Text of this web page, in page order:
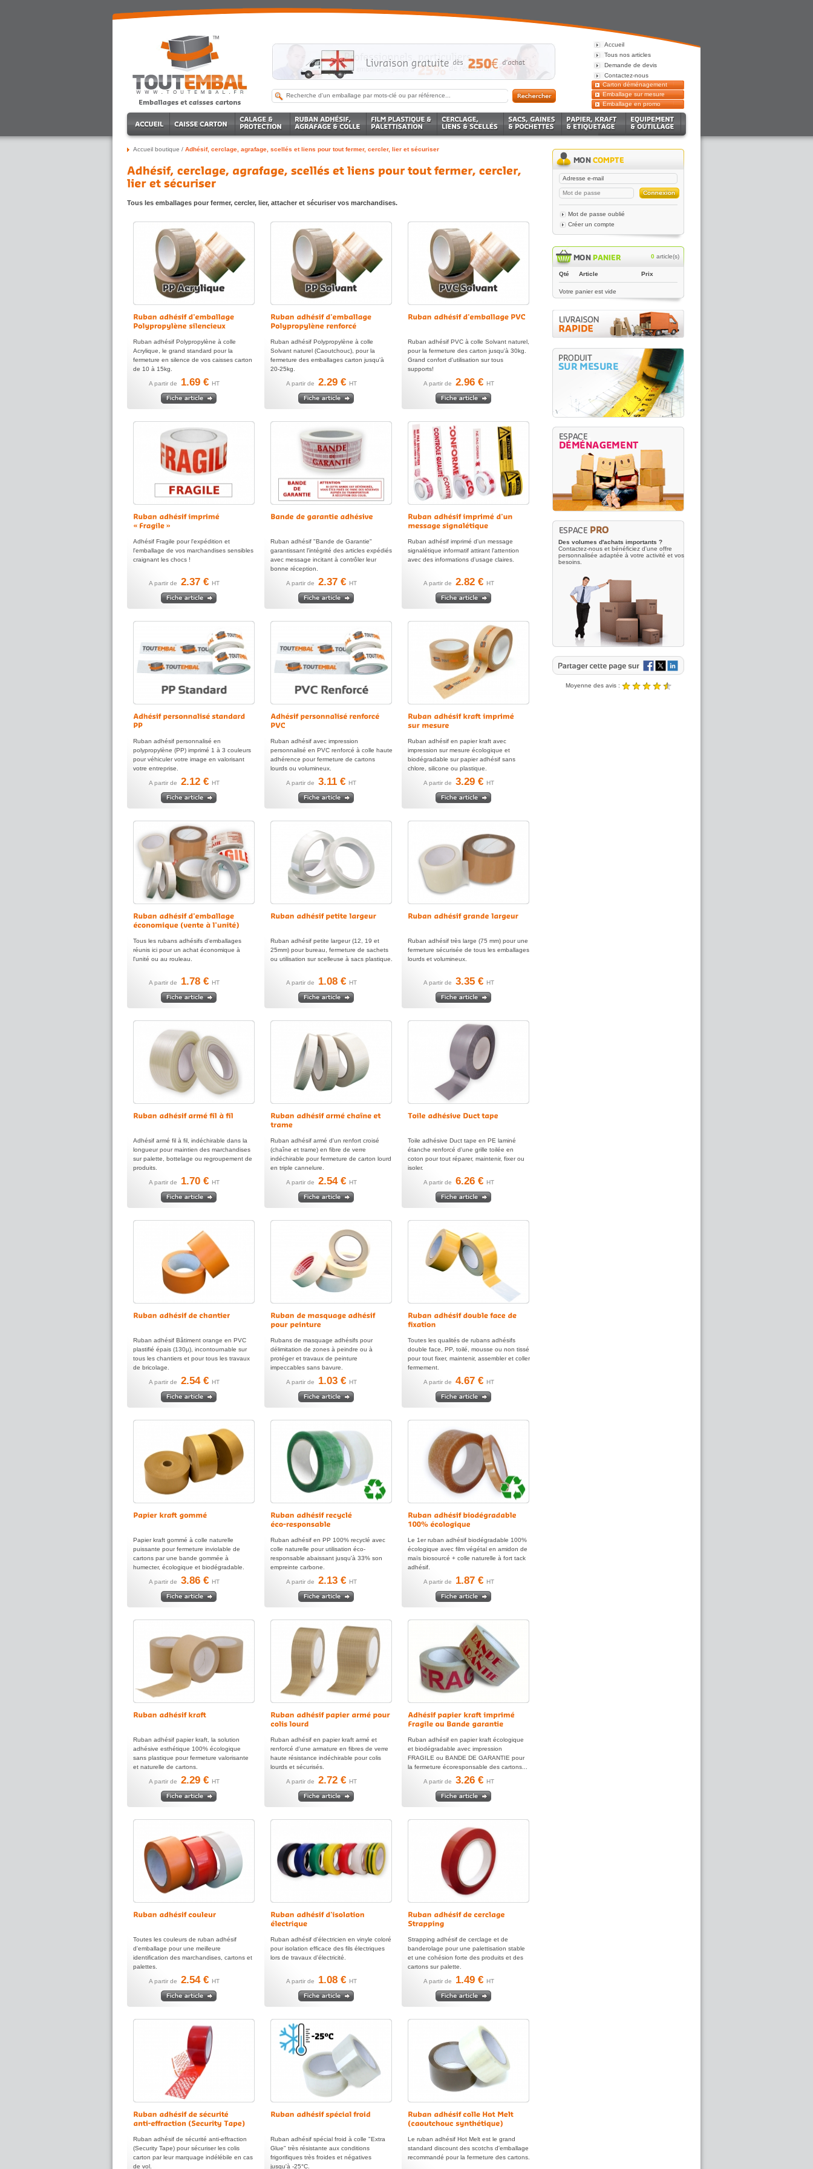
Accueil boutique / Adhésif, cerclage, agrafage, scellés et liens pour tout fermer, cercler, lier et sécuriser
Tous les emballages pour fermer, cercler, lier, attacher et sécuriser vos marchandises.
Ruban adhésif Polypropylène à colle
Acrylique, le grand standard pour la
fermeture en silence de vos caisses carton
de 10 à 15kg.
A partir de 1.69 € HT
Ruban adhésif Polypropylène à colle
Solvant naturel (Caoutchouc), pour la
fermeture des emballages carton jusqu'à
20-25kg.
A partir de 2.29 € HT
Ruban adhésif PVC à colle Solvant naturel,
pour la fermeture des carton jusqu'à 30kg.
Grand confort d'utilisation sur tous
supports!
A partir de 2.96 € HT
Adhésif Fragile pour l'expédition et
l'emballage de vos marchandises sensibles
craignant les chocs !
A partir de 2.37 € HT
Ruban adhésif "Bande de Garantie"
garantissant l'intégrité des articles expédiés
avec message incitant à contrôler leur
bonne réception.
A partir de 2.37 € HT
Ruban adhésif imprimé d'un message
signalétique informatif attirant l'attention
avec des informations d'usage claires.
A partir de 2.82 € HT
Ruban adhésif personnalisé en
polypropylène (PP) imprimé 1 à 3 couleurs
pour véhiculer votre image en valorisant
votre entreprise.
A partir de 2.12 € HT
Ruban adhésif avec impression
personnalisé en PVC renforcé à colle haute
adhérence pour fermeture de cartons
lourds ou volumineux.
A partir de 3.11 € HT
Ruban adhésif en papier kraft avec
impression sur mesure écologique et
biodégradable sur papier adhésif sans
chlore, silicone ou plastique.
A partir de 3.29 € HT
Tous les rubans adhésifs d'emballages
réunis ici pour un achat économique à
l'unité ou au rouleau.
A partir de 1.78 € HT
Ruban adhésif petite largeur (12, 19 et
25mm) pour bureau, fermeture de sachets
ou utilisation sur scelleuse à sacs plastique.
A partir de 1.08 € HT
Ruban adhésif très large (75 mm) pour une
fermeture sécurisée de tous les emballages
lourds et volumineux.
A partir de 3.35 € HT
Adhésif armé fil à fil, indéchirable dans la
longueur pour maintien des marchandises
sur palette, bottelage ou regroupement de
produits.
A partir de 1.70 € HT
Ruban adhésif armé d'un renfort croisé
(chaîne et trame) en fibre de verre
indéchirable pour fermeture de carton lourd
en triple cannelure.
A partir de 2.54 € HT
Toile adhésive Duct tape en PE laminé
étanche renforcé d'une grille toilée en
coton pour tout réparer, maintenir, fixer ou
isoler.
A partir de 6.26 € HT
Ruban adhésif Bâtiment orange en PVC
plastifié épais (130µ), incontournable sur
tous les chantiers et pour tous les travaux
de bricolage.
A partir de 2.54 € HT
Rubans de masquage adhésifs pour
délimitation de zones à peindre ou à
protéger et travaux de peinture
impeccables sans bavure.
A partir de 1.03 € HT
Toutes les qualités de rubans adhésifs
double face, PP, toilé, mousse ou non tissé
pour tout fixer, maintenir, assembler et coller
fermement.
A partir de 4.67 € HT
Papier kraft gommé à colle naturelle
puissante pour fermeture inviolable de
cartons par une bande gommée à
humecter, écologique et biodégradable.
A partir de 3.86 € HT
Ruban adhésif en PP 100% recyclé avec
colle naturelle pour utilisation éco-
responsable abaissant jusqu'à 33% son
empreinte carbone.
A partir de 2.13 € HT
Le 1er ruban adhésif biodégradable 100%
écologique avec film végétal en amidon de
maïs biosourcé + colle naturelle à fort tack
adhésif.
A partir de 1.87 € HT
Ruban adhésif papier kraft, la solution
adhésive esthétique 100% écologique
sans plastique pour fermeture valorisante
et naturelle de cartons.
A partir de 2.29 € HT
Ruban adhésif en papier kraft armé et
renforcé d'une armature en fibres de verre
haute résistance indéchirable pour colis
lourds et sécurisés.
A partir de 2.72 € HT
Ruban adhésif en papier kraft écologique
et biodégradable avec impression
FRAGILE ou BANDE DE GARANTIE pour
la fermeture écoresponsable des cartons...
A partir de 3.26 € HT
Toutes les couleurs de ruban adhésif
d'emballage pour une meilleure
identification des marchandises, cartons et
palettes.
A partir de 2.54 € HT
Ruban adhésif d'électricien en vinyle coloré
pour isolation efficace des fils électriques
lors de travaux d'électricité.
A partir de 1.08 € HT
Strapping adhésif de cerclage et de
banderolage pour une palettisation stable
et une cohésion forte des produits et des
cartons sur palette.
A partir de 1.49 € HT
Ruban adhésif de sécurité anti-effraction
(Security Tape) pour sécuriser les colis
carton par leur marquage indélébile en cas
de vol.
Ruban adhésif spécial froid à colle "Extra
Glue" très résistante aux conditions
frigorifiques très froides et négatives
jusqu'à -25°C.
Le ruban adhésif Hot Melt est le grand
standard discount des scotchs d'emballage
recommandé pour la fermeture des cartons.
Mot de passe oublié
Créer un compte
0 article(s)
Qté Article Prix
Votre panier est vide
Des volumes d'achats importants ?
Contactez-nous et bénéficiez d'une offre
personnalisée adaptée à votre activité et vos
besoins.
Moyenne des avis :
Accueil
Tous nos articles
Demande de devis
Contactez-nous
Carton déménagement
Emballage sur mesure
Emballage en promo